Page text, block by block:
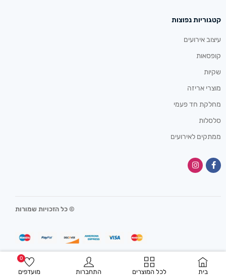
בית לכל המוצרים התחברות מועדפים
0
קטגוריות נפוצות
עיצוב אירועים
קופסאות
שקיות
מוצרי אריזה
מחלקת חד פעמי
סלסלות
ממתקים לאירועים
© כל הזכויות שמורות